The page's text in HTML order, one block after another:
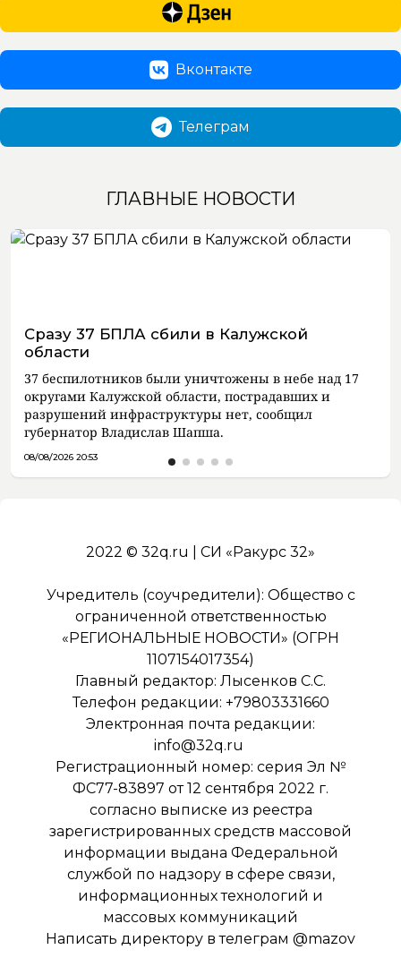
Вконтакте
Телеграм
ГЛАВНЫЕ НОВОСТИ
Сразу 37 БПЛА сбили в Калужской
области
37 беспилотников были уничтожены в небе над 17
округами Калужской области, пострадавших и
разрушений инфраструктуры нет, сообщил
губернатор Владислав Шапша.
08/08/2026 20:53
2022 © 32q.ru | СИ «Ракурс 32»
Учредитель (соучредители): Общество с
ограниченной ответственностью
«РЕГИОНАЛЬНЫЕ НОВОСТИ» (ОГРН
1107154017354)
Главный редактор: Лысенков С.С.
Телефон редакции: +79803331660
Электронная почта редакции:
info@32q.ru
Регистрационный номер: серия Эл №
ФС77-83897 от 12 сентября 2022 г.
согласно выписке из реестра
зарегистрированных средств массовой
информации выдана Федеральной
службой по надзору в сфере связи,
информационных технологий и
массовых коммуникаций
Написать директору в телеграм @mazov